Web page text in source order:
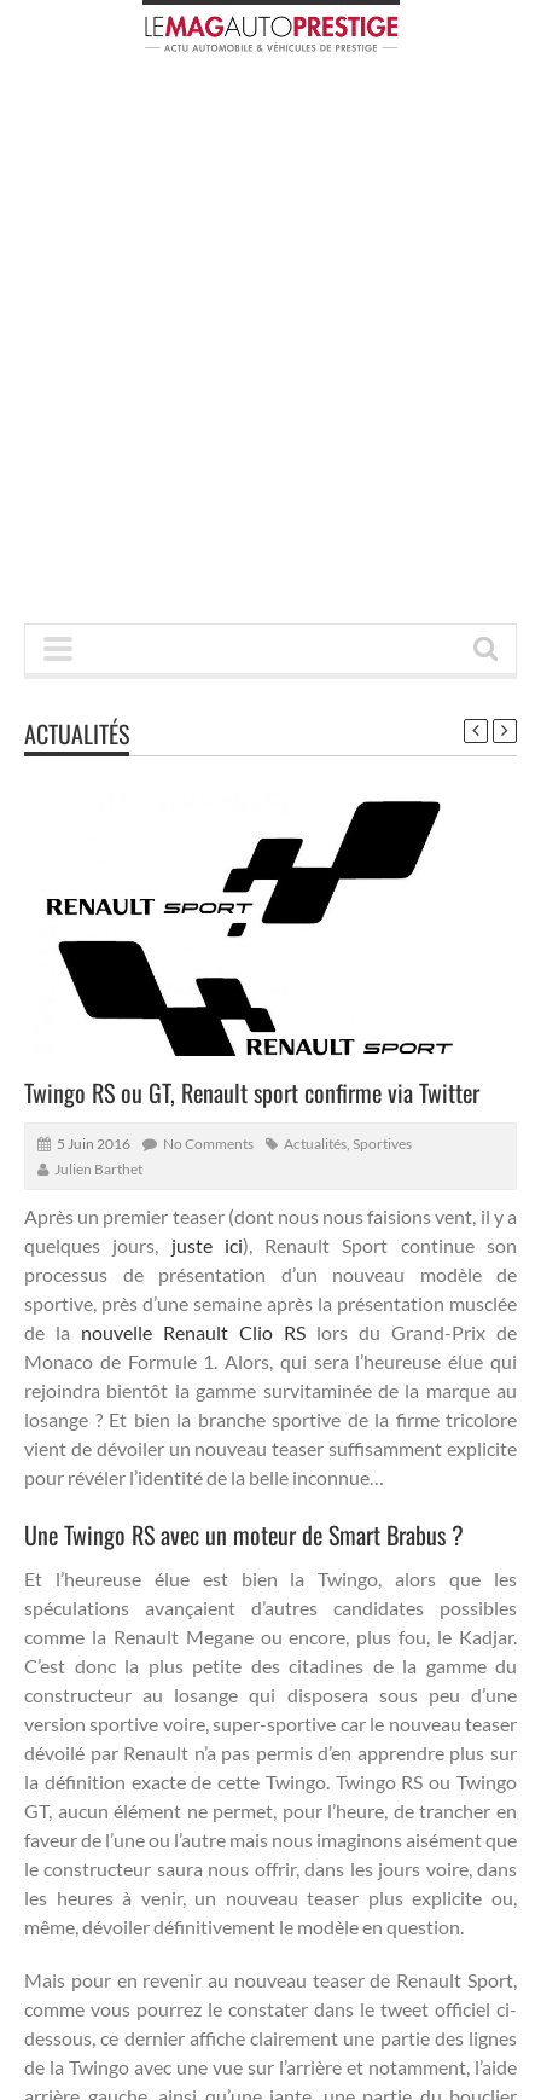
ACTUALITÉS
Twingo RS ou GT, Renault sport confirme via Twitter
5 Juin 2016 No Comments Actualités Sportives
Julien Barthet
Après un premier teaser (dont nous nous faisions vent, il y a
quelques jours, juste ici), Renault Sport continue son
processus de présentation d’un nouveau modèle de
sportive, près d’une semaine après la présentation musclée
de la nouvelle Renault Clio RS lors du Grand-Prix de
Monaco de Formule 1. Alors, qui sera l’heureuse élue qui
rejoindra bientôt la gamme survitaminée de la marque au
losange ? Et bien la branche sportive de la firme tricolore
vient de dévoiler un nouveau teaser suffisamment explicite
pour révéler l’identité de la belle inconnue…
Une Twingo RS avec un moteur de Smart Brabus ?
Et l’heureuse élue est bien la Twingo, alors que les
spéculations avançaient d’autres candidates possibles
comme la Renault Megane ou encore, plus fou, le Kadjar.
C’est donc la plus petite des citadines de la gamme du
constructeur au losange qui disposera sous peu d’une
version sportive voire, super-sportive car le nouveau teaser
dévoilé par Renault n’a pas permis d’en apprendre plus sur
la définition exacte de cette Twingo. Twingo RS ou Twingo
GT, aucun élément ne permet, pour l’heure, de trancher en
faveur de l’une ou l’autre mais nous imaginons aisément que
le constructeur saura nous offrir, dans les jours voire, dans
les heures à venir, un nouveau teaser plus explicite ou,
même, dévoiler définitivement le modèle en question.
Mais pour en revenir au nouveau teaser de Renault Sport,
comme vous pourrez le constater dans le tweet officiel ci-
dessous, ce dernier affiche clairement une partie des lignes
de la Twingo avec une vue sur l’arrière et notamment, l’aide